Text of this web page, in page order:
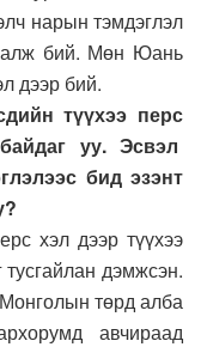
нарын тэмдэглэл
бий. Мөн Юань
дээр бий.
түүхээ перс
уу. Эсвэл
бид эзэнт
хэл дээр түүхээ
тусгайлан дэмжсэн.
төрд алба
авчираад